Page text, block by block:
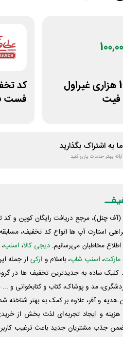
کد تخفیف 100 هزاری غیراول
فیت
فست
به اشتراک بگذارید
بهتر خدمات یاری کنید
چنل)، مرجع دریافت رایگان کوپن و
استارت آپ ها انواع کد تخفیف،
مخاطبان می‌رسانیم. دیجی کالا، اسنپ
، اسنپ شاپ، باسلام و ازکی از جمله
ساده به جدیدترین تخفیف ها در گروه
مد و پوشاک، کتاب و کتابخوانی و
هدیه و آفر، علاوه بر کمک به بهتر
و ایجاد تجربه‌ای لذت بخش از
جذب مشتریان جدید باعث ترغیب